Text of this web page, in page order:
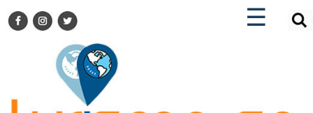
☰
×
TURISMO SA FOR BUSINESS
DESTINOS NACIONAIS
DESTINOS INTERNACIONAIS
×
ENCONTRE SUA NOTÍCIA